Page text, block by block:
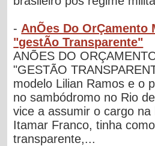
- AnÕes Do OrÇamento
"gestÃo Transparente"
ANÕES DO
"GESTÃO
modelo Lilian Ramos e o
no sambódromo no Rio
vice a assumir o cargo na
Itamar Franco, tinha
transparente,...